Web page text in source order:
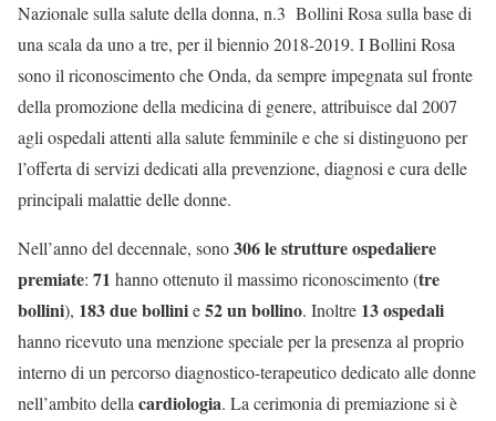
Nazionale sulla salute della donna, n.3 Bollini Rosa sulla base di
una scala da uno a tre, per il biennio 2018-2019. I Bollini Rosa
sono il riconoscimento che Onda, da sempre impegnata sul fronte
della promozione della medicina di genere, attribuisce dal 2007
agli ospedali attenti alla salute femminile e che si distinguono per
l’offerta di servizi dedicati alla prevenzione, diagnosi e cura delle
principali malattie delle donne.
Nell’anno del decennale, sono306 le strutture ospedaliere
premiate: 71 hanno ottenuto il massimo riconoscimento (tre
bollini), 183due bollinie52un bollino. Inoltre 13 ospedali
hanno ricevuto una menzione speciale per la presenza al proprio
interno di un percorso diagnostico-terapeutico dedicato alle donne
nell’ambito della cardiologia. La cerimonia di premiazione si è